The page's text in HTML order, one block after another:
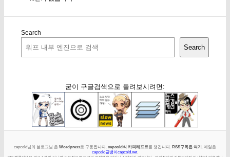
Search
Search
굳이 구글검색으로 돌려보시려면:
capcold님의 블로그님 은 Wordpress로 구동됩니다. capcold식 카피레프트를 챙깁니다. RSS구독은 여기. 메일은
capcold골뱅이capcold.net.